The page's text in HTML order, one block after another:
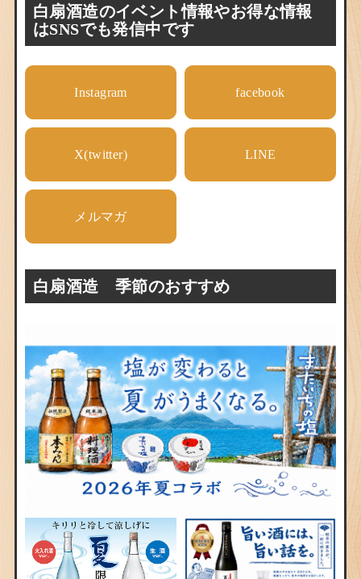
白扇酒造のイベント情報やお得な情報
はSNSでも発信中です
Instagram facebook
X(twitter) LINE
メルマガ
白扇酒造 季節のおすすめ